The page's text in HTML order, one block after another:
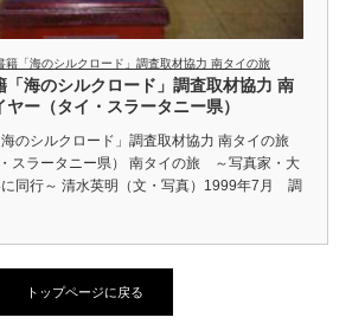
籍「海のシルクロード」調査取材協力 南タイの旅
「海のシルクロード」調査取材協力 南
ー（タイ・スラータニー県）
のシルクロード」調査取材協力 南タイの旅
スラータニー県） 南タイの旅 ～写真家・大
同行～ 清水英明（文・写真）1999年7月 調
トップページに戻る